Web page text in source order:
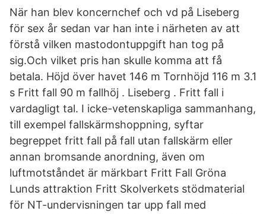
När han blev koncernchef och vd på Liseberg
för sex år sedan var han inte i närheten av att
förstå vilken mastodontuppgift han tog på
sig.Och vilket pris han skulle komma att få
betala. Höjd över havet 146 m Tornhöjd 116 m 3.1
s Fritt fall 90 m fallhöj . Liseberg . Fritt fall i
vardagligt tal. I icke-vetenskapliga sammanhang,
till exempel fallskärmshoppning, syftar
begreppet fritt fall på fall utan fallskärm eller
annan bromsande anordning, även om
luftmotståndet är märkbart Fritt Fall Gröna
Lunds attraktion Fritt Skolverkets stödmaterial
för NT-undervisningen tar upp fall med